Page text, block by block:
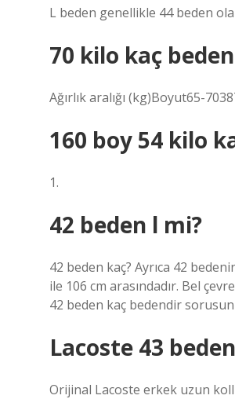
L beden genellikle 44 beden
70 kilo kaç
Ağırlık aralığı (kg)Boyut65-
160 boy 54 kilo
1.
42 beden l mi?
42 beden kaç? Ayrıca 42
ile 106 cm arasındadır. Bel
42 beden kaç bedendir
Lacoste 43
Orijinal Lacoste erkek uzun